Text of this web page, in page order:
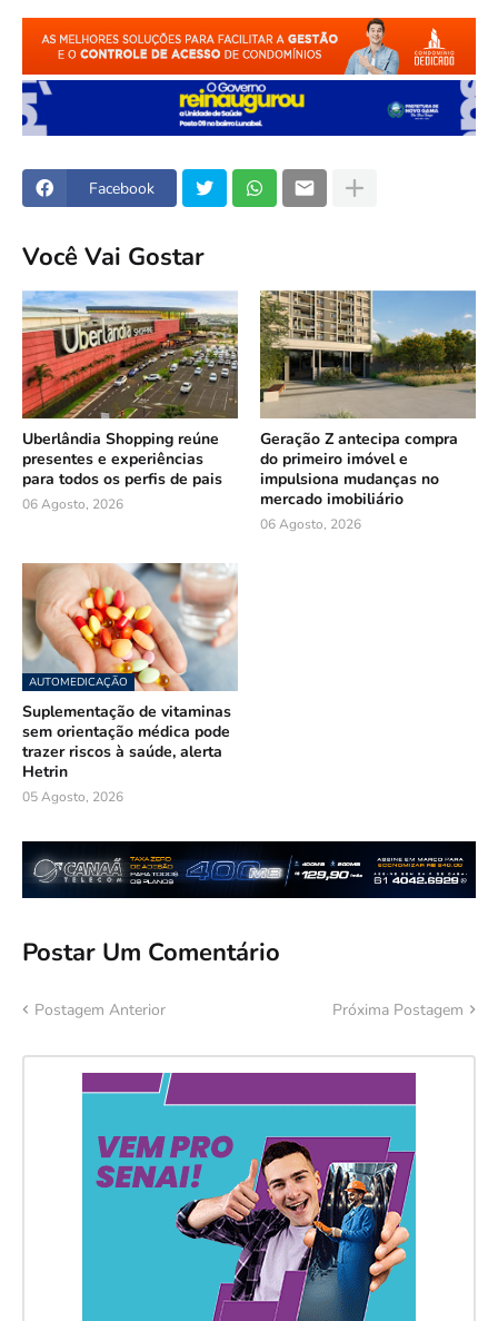
Facebook
Você Vai Gostar
Uberlândia Shopping reúne
presentes e experiências
para todos os perfis de pais
06 Agosto, 2026
Geração Z antecipa compra
do primeiro imóvel e
impulsiona mudanças no
mercado imobiliário
06 Agosto, 2026
AUTOMEDICAÇÃO
Suplementação de vitaminas
sem orientação médica pode
trazer riscos à saúde, alerta
Hetrin
05 Agosto, 2026
Postar Um Comentário
Postagem Anterior Próxima Postagem